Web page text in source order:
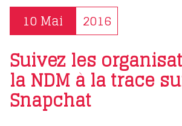
10 Mai 2016
Suivez les
la NDM à la trace
Snapchat